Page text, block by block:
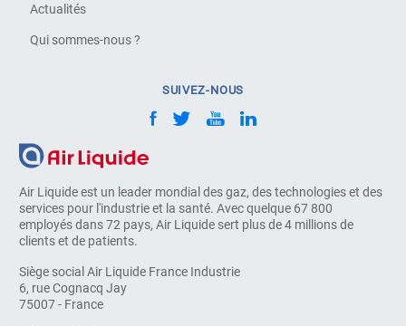
Air Liquide est un leader mondial des gaz, des technologies et des
services pour l'industrie et la santé. Avec quelque 67 800
employés dans 72 pays, Air Liquide sert plus de 4 millions de
clients et de patients.
Siège social Air Liquide France Industrie
6, rue Cognacq Jay
75007 - France
Actualités
Qui sommes-nous ?
SUIVEZ-NOUS